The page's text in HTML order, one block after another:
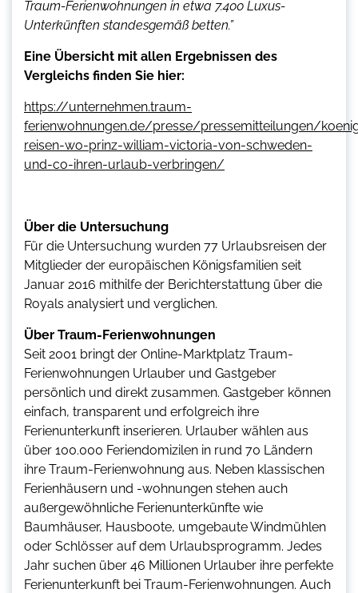
Traum-Ferienwohnungen in etwa 7.400 Luxus-
Unterkünften standesgemäß betten.”
Eine Übersicht mit allen Ergebnissen des
Vergleichs finden Sie hier:
https://unternehmen.traum-
ferienwohnungen.de/presse/pressemitteilungen/
reisen-wo-prinz-william-victoria-von-schweden-
und-co-ihren-urlaub-verbringen/
Über die Untersuchung
Für die Untersuchung wurden 77 Urlaubsreisen der
Mitglieder der europäischen Königsfamilien seit
Januar 2016 mithilfe der Berichterstattung über die
Royals analysiert und verglichen.
Über Traum-Ferienwohnungen
Seit 2001 bringt der Online-Marktplatz Traum-
Ferienwohnungen Urlauber und Gastgeber
persönlich und direkt zusammen. Gastgeber können
einfach, transparent und erfolgreich ihre
Ferienunterkunft inserieren. Urlauber wählen aus
über 100.000 Feriendomizilen in rund 70 Ländern
ihre Traum-Ferienwohnung aus. Neben klassischen
Ferienhäusern und -wohnungen stehen auch
außergewöhnliche Ferienunterkünfte wie
Baumhäuser, Hausboote, umgebaute Windmühlen
oder Schlösser auf dem Urlaubsprogramm. Jedes
Jahr suchen über 46 Millionen Urlauber ihre perfekte
Ferienunterkunft bei Traum-Ferienwohnungen. Auch